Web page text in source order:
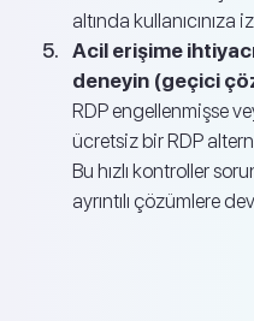
altında
Acil erişime
deneyin (geçici
RDP engellenmişse
ücretsiz bir RDP
Bu hızlı kontroller
ayrıntılı çözümlere